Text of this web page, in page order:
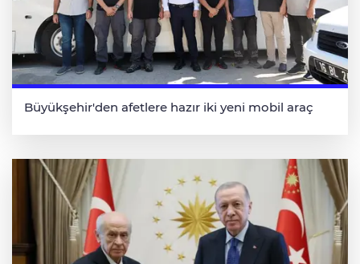
Büyükşehir'den afetlere hazır iki yeni mobil araç